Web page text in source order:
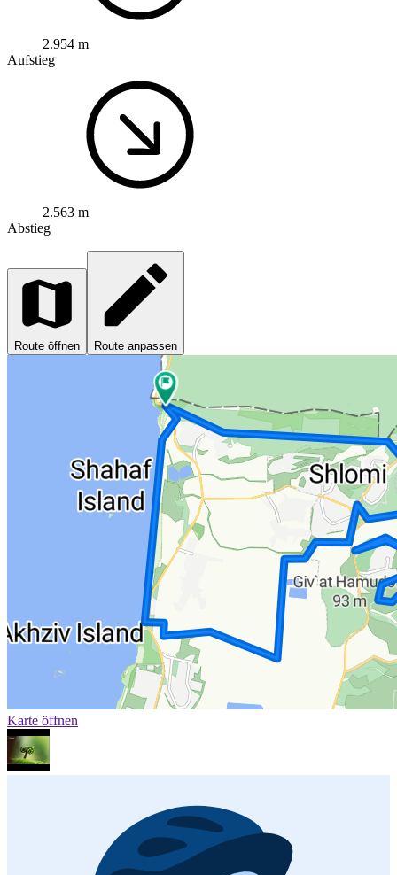
2.954 m
Aufstieg
2.563 m
Abstieg
Route öffnen Route anpassen
Karte öffnen